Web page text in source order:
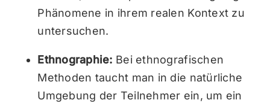
Phänomene in ihrem realen Kontext zu
untersuchen.
Ethnographie: Bei ethnografischen
Methoden taucht man in die natürliche
Umgebung der Teilnehmer ein, um ein